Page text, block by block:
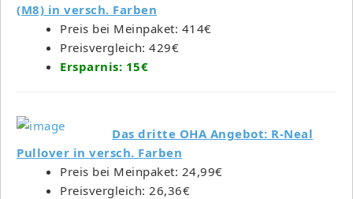
(M8) in versch. Farben
Preis bei Meinpaket: 414€
Preisvergleich: 429€
Ersparnis: 15€
Das dritte OHA Angebot: R-Neal
Pullover in versch. Farben
Preis bei Meinpaket: 24,99€
Preisvergleich: 26,36€